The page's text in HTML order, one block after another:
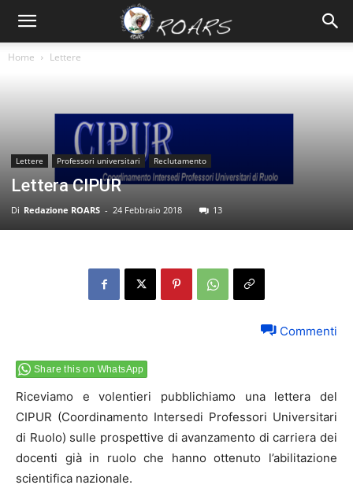
Home Lettere
Lettere Professori universitari Reclutamento
Lettera CIPUR
Di Redazione ROARS - 24 Febbraio 2018 13
Commenti
Share this on WhatsApp
Riceviamo e volentieri pubblichiamo una lettera del
CIPUR (Coordinamento Intersedi Professori Universitari
di Ruolo) sulle prospettive di avanzamento di carriera dei
docenti già in ruolo che hanno ottenuto l’abilitazione
scientifica nazionale.